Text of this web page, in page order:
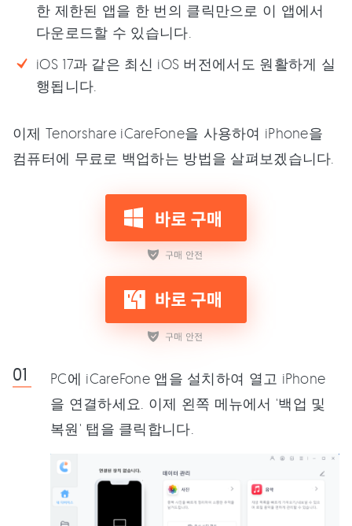
한 제한된 앱을 한 번의 클릭만으로 이 앱에서
다운로드할 수 있습니다.
iOS 17과 같은 최신 iOS 버전에서도 원활하게 실
행됩니다.
이제 Tenorshare iCareFone을 사용하여 iPhone을
컴퓨터에 무료로 백업하는 방법을 살펴보겠습니다.
PC에 iCareFone 앱을 설치하여 열고 iPhone
을 연결하세요. 이제 왼쪽 메뉴에서 '백업 및
복원' 탭을 클릭합니다.